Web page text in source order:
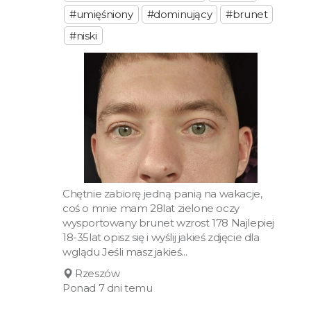
#umięśniony
#dominujący
#brunet
#niski
Chętnie zabiorę jedną panią na wakacje,
coś o mnie mam 28lat zielone oczy
wysportowany brunet wzrost 178 Najlepiej
18-35lat opisz się i wyślij jakieś zdjęcie dla
wglądu Jeśli masz jakieś...
Rzeszów
Ponad 7 dni temu